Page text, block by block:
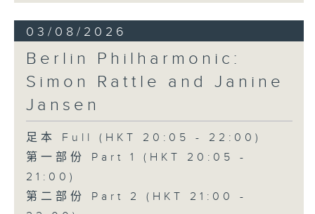
Works by Harry González, Yuval
Medina and Arthur Yuen are
performed along side Bright Sheng
and Shostakovich by the Stauffer
選的新晉作曲家，於多場公開討論中與享譽
國際的演奏家深入交流，反覆琢磨其室樂作
品，並作出修訂。修訂後的作品先於「預演
音樂會」與觀眾見面，其後於「世界首演音
03/08/2026
Berlin Philharmonic:
Simon Rattle and Janine
Jansen
足本 Full (HKT 20:05 - 22:00)
第一部份 Part 1 (HKT 20:05 -
21:00)
第二部份 Part 2 (HKT 21:00 -